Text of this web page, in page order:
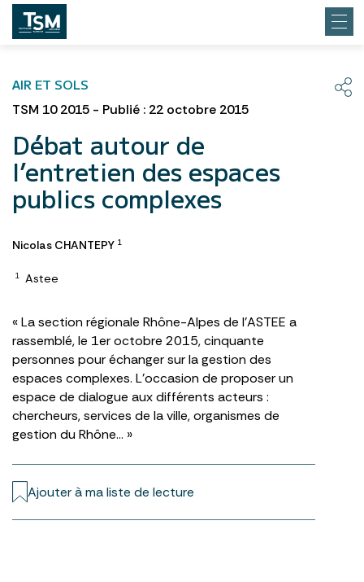
AIR ET SOLS
TSM 10 2015 - Publié : 22 octobre 2015
Débat autour de
l’entretien des espaces
publics complexes
Nicolas CHANTEPY 1
1 Astee
« La section régionale Rhône-Alpes de l’ASTEE a
rassemblé, le 1er octobre 2015, cinquante
personnes pour échanger sur la gestion des
espaces complexes. L’occasion de proposer un
espace de dialogue aux différents acteurs :
chercheurs, services de la ville, organismes de
gestion du Rhône… »
Ajouter à ma liste de lecture